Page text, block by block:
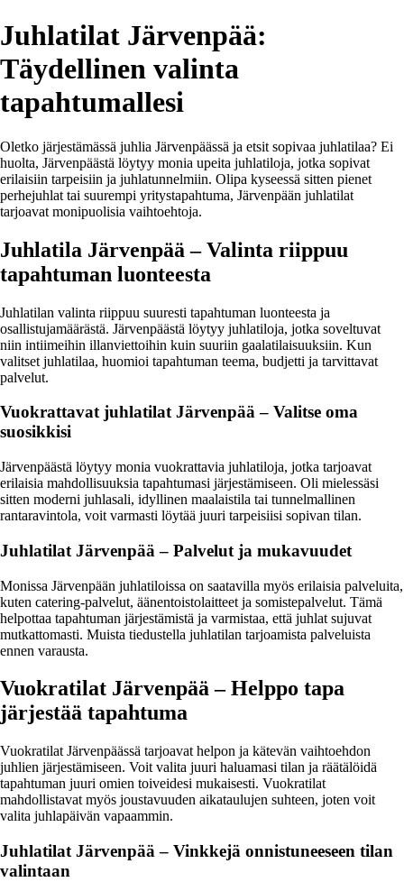
Juhlatilat Järvenpää:
Täydellinen valinta
tapahtumallesi
Oletko järjestämässä juhlia Järvenpäässä ja etsit sopivaa juhlatilaa? Ei
huolta, Järvenpäästä löytyy monia upeita juhlatiloja, jotka sopivat
erilaisiin tarpeisiin ja juhlatunnelmiin. Olipa kyseessä sitten pienet
perhejuhlat tai suurempi yritystapahtuma, Järvenpään juhlatilat
tarjoavat monipuolisia vaihtoehtoja.
Juhlatila Järvenpää – Valinta riippuu
tapahtuman luonteesta
Juhlatilan valinta riippuu suuresti tapahtuman luonteesta ja
osallistujamäärästä. Järvenpäästä löytyy juhlatiloja, jotka soveltuvat
niin intiimeihin illanviettoihin kuin suuriin gaalatilaisuuksiin. Kun
valitset juhlatilaa, huomioi tapahtuman teema, budjetti ja tarvittavat
palvelut.
Vuokrattavat juhlatilat Järvenpää – Valitse oma
suosikkisi
Järvenpäästä löytyy monia vuokrattavia juhlatiloja, jotka tarjoavat
erilaisia mahdollisuuksia tapahtumasi järjestämiseen. Oli mielessäsi
sitten moderni juhlasali, idyllinen maalaistila tai tunnelmallinen
rantaravintola, voit varmasti löytää juuri tarpeisiisi sopivan tilan.
Juhlatilat Järvenpää – Palvelut ja mukavuudet
Monissa Järvenpään juhlatiloissa on saatavilla myös erilaisia palveluita,
kuten catering-palvelut, äänentoistolaitteet ja somistepalvelut. Tämä
helpottaa tapahtuman järjestämistä ja varmistaa, että juhlat sujuvat
mutkattomasti. Muista tiedustella juhlatilan tarjoamista palveluista
ennen varausta.
Vuokratilat Järvenpää – Helppo tapa
järjestää tapahtuma
Vuokratilat Järvenpäässä tarjoavat helpon ja kätevän vaihtoehdon
juhlien järjestämiseen. Voit valita juuri haluamasi tilan ja räätälöidä
tapahtuman juuri omien toiveidesi mukaisesti. Vuokratilat
mahdollistavat myös joustavuuden aikataulujen suhteen, joten voit
valita juhlapäivän vapaammin.
Juhlatilat Järvenpää – Vinkkejä onnistuneeseen tilan
valintaan